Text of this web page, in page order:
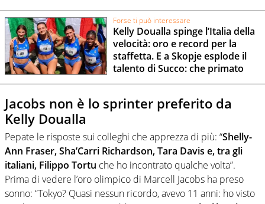
Forse ti può interessare
Kelly Doualla spinge l’Italia della
velocità: oro e record per la
staffetta. E a Skopje esplode il
talento di Succo: che primato
Jacobs non è lo sprinter preferito da
Kelly Doualla
Pepate le risposte sui colleghi che apprezza di più: “Shelly-
Ann Fraser, Sha’Carri Richardson, Tara Davis e, tra gli
italiani, Filippo Tortu che ho incontrato qualche volta”.
Prima di vedere l’oro olimpico di Marcell Jacobs ha preso
sonno: “Tokyo? Quasi nessun ricordo, avevo 11 anni: ho visto